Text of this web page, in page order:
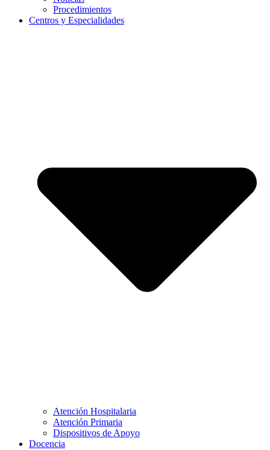
Procedimientos
Centros y Especialidades
Atención Hospitalaria
Atención Primaria
Dispositivos de Apoyo
Docencia